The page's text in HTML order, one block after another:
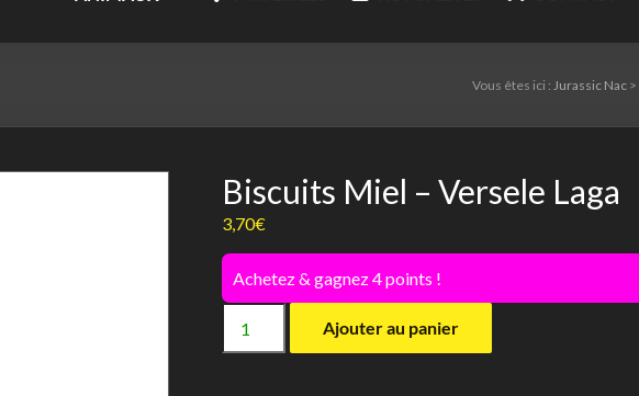
Vous êtes ici : Jurassic Nac >
Biscuits Miel – Versele Laga
3,70€
Achetez & gagnez 4 points !
Ajouter au panier